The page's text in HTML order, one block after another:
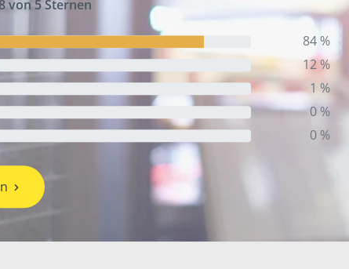
von 5 Sternen
84 %
12 %
1 %
0 %
0 %